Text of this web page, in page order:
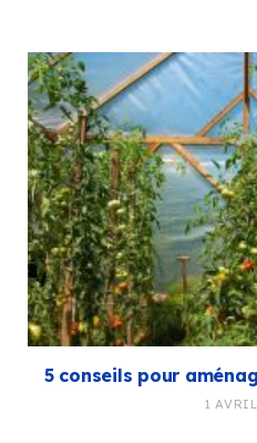
5 conseils pour
1